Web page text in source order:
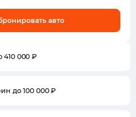
авто
410 000 ₽
ин до 100 000 ₽